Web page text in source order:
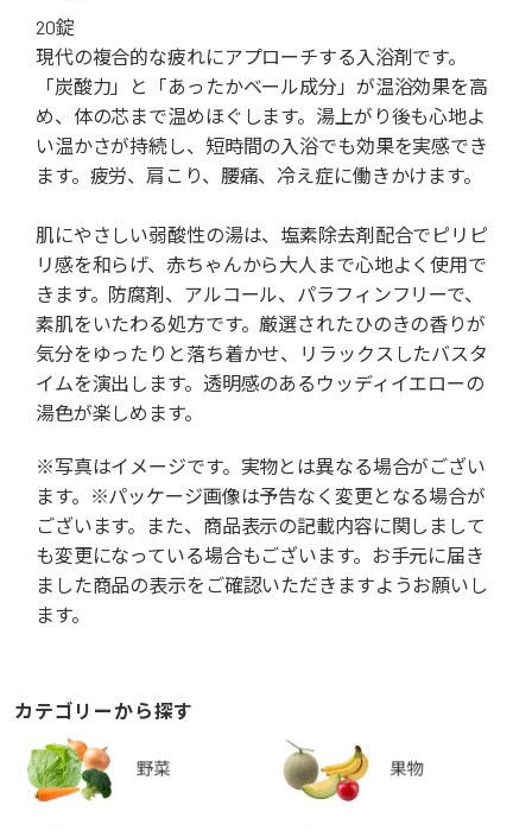
20錠
現代の複合的な疲れにアプローチする入浴剤です。
「炭酸力」と「あったかベール成分」が温浴効果を高
め、体の芯まで温めほぐします。湯上がり後も心地よ
い温かさが持続し、短時間の入浴でも効果を実感でき
ます。疲労、肩こり、腰痛、冷え症に働きかけます。
肌にやさしい弱酸性の湯は、塩素除去剤配合でピリピ
リ感を和らげ、赤ちゃんから大人まで心地よく使用で
きます。防腐剤、アルコール、パラフィンフリーで、
素肌をいたわる処方です。厳選されたひのきの香りが
気分をゆったりと落ち着かせ、リラックスしたバスタ
イムを演出します。透明感のあるウッディイエローの
湯色が楽しめます。
※写真はイメージです。実物とは異なる場合がござい
ます。※パッケージ画像は予告なく変更となる場合が
ございます。また、商品表示の記載内容に関しまして
も変更になっている場合もございます。お手元に届き
ました商品の表示をご確認いただきますようお願いし
ます。
カテゴリーから探す